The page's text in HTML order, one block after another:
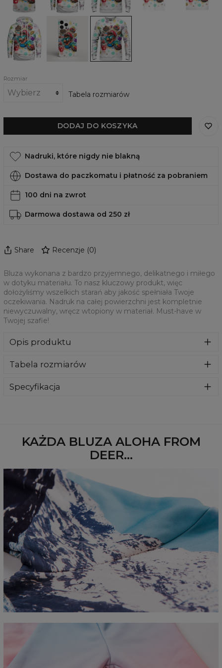
cakes cakes
cakes
Damska
bluza
kapturem
Lots
of
cakes
Obudowa
telefon
Lots
cakes,
Damska
bluza
Lots
of
cakes
Rozmiar
Tabela rozmiarów
DODAJ DO KOSZYKA
Nadruki, które nigdy nie blakną
Dostawa do paczkomatu i płatność za pobraniem
100 dni na zwrot
Darmowa dostawa od 250 zł
Share Recenzje (0)
Bluza wykonana z bardzo przyjemnego, delikatnego i miłego
w dotyku materiału. To nasz kluczowy produkt, więc
dołożyliśmy wszelkich starań aby jakość spełniała Twoje
oczekiwania. Nadruk na całej powierzchni jest kompletnie
niewyczuwalny, wręcz wtopiony w materiał. Must-have w
Twojej szafie!
Opis produktu
bawełny i poliestru z wysokiej jakości nadrukiem z przodu i
długie rękawy. Trwałe, wzmocnione szwy są kolorowe, aby
Tabela rozmiarów
Mierzone na płasko
CM
XS S M L 3XL
4XL
A - Długość
67 68 69 70 71 73 75
78
B - Sz. klatki piersiowej
50 52 54 56 58 60 63
C - Długość rękawów
66 66 67 68 69
Specyfikacja
KAŻDA BLUZA ALOHA FROM
DEER...